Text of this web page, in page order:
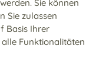
NOVEMBER
Sie können
Sie zulassen
Basis Ihrer
Funktionalitäten